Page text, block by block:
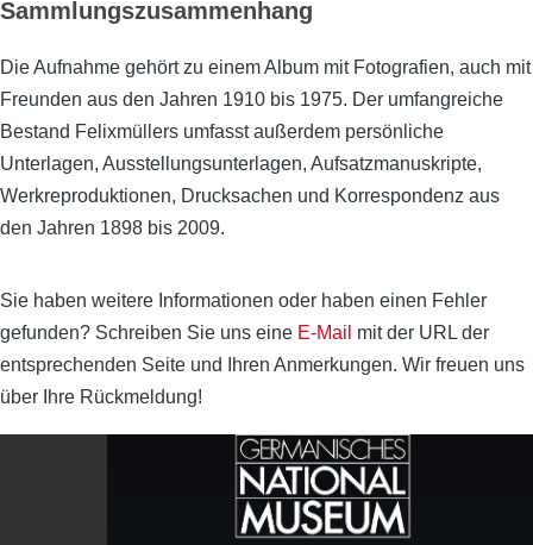
Sammlungszusammenhang
Die Aufnahme gehört zu einem Album mit Fotografien, auch mit
Freunden aus den Jahren 1910 bis 1975. Der umfangreiche
Bestand Felixmüllers umfasst außerdem persönliche
Unterlagen, Ausstellungsunterlagen, Aufsatzmanuskripte,
Werkreproduktionen, Drucksachen und Korrespondenz aus
den Jahren 1898 bis 2009.
Sie haben weitere Informationen oder haben einen Fehler
gefunden? Schreiben Sie uns eine E-Mail mit der URL der
entsprechenden Seite und Ihren Anmerkungen. Wir freuen uns
über Ihre Rückmeldung!